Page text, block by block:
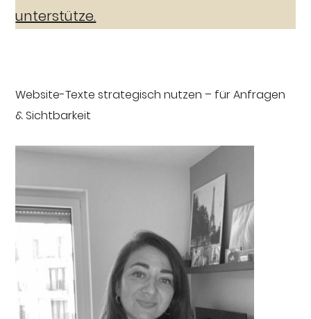
unterstütze.
Website-Texte strategisch nutzen – für Anfragen
& Sichtbarkeit